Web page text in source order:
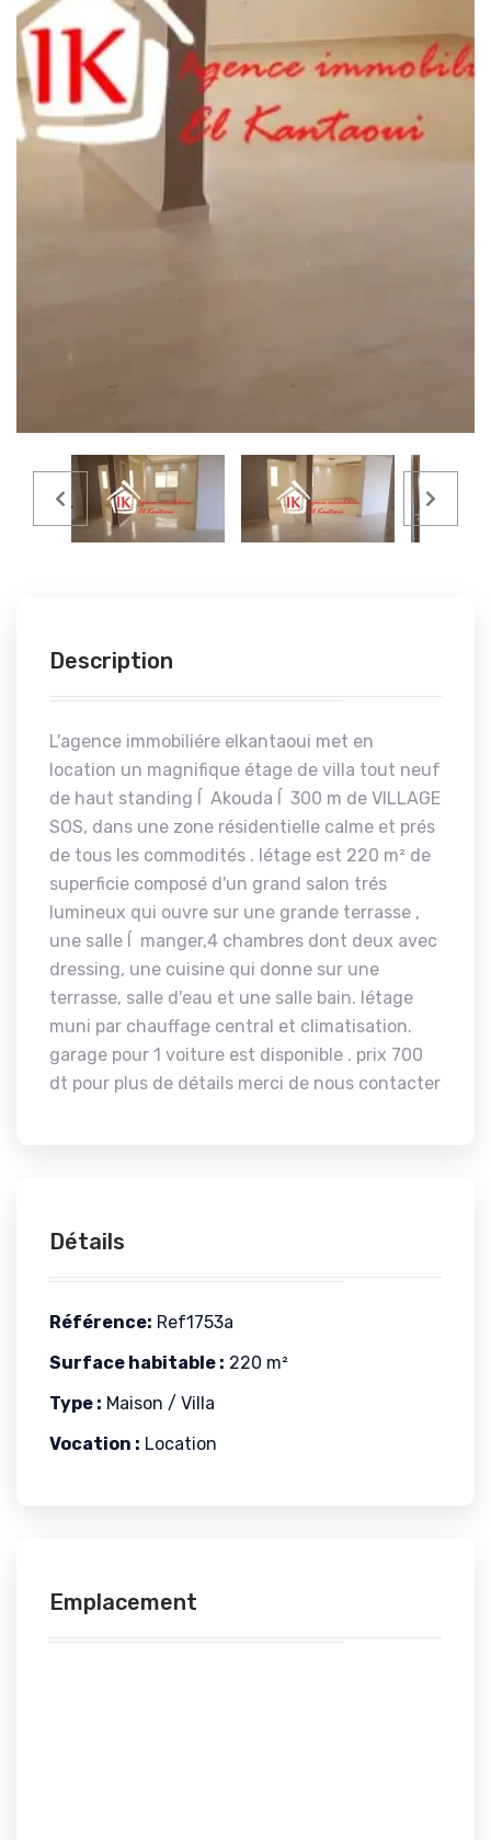
Description
L'agence immobiliére elkantaoui met en
location un magnifique étage de villa tout neuf
de haut standing Í Akouda Í 300 m de VILLAGE
SOS, dans une zone résidentielle calme et prés
de tous les commodités . létage est 220 m² de
superficie composé d'un grand salon trés
lumineux qui ouvre sur une grande terrasse ,
une salle Í manger,4 chambres dont deux avec
dressing, une cuisine qui donne sur une
terrasse, salle d'eau et une salle bain. létage
muni par chauffage central et climatisation.
garage pour 1 voiture est disponible . prix 700
dt pour plus de détails merci de nous contacter
Détails
Référence: Ref1753a
Surface habitable : 220 m²
Type : Maison / Villa
Vocation : Location
Emplacement